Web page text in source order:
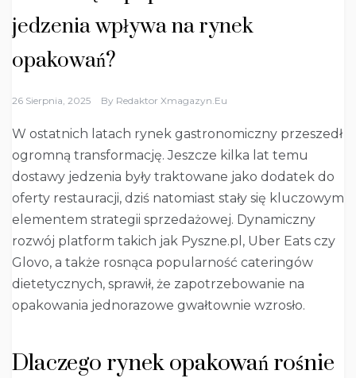
jedzenia wpływa na rynek
opakowań?
26 Sierpnia, 2025 By Redaktor Xmagazyn.eu
W ostatnich latach rynek gastronomiczny przeszedł
ogromną transformację. Jeszcze kilka lat temu
dostawy jedzenia były traktowane jako dodatek do
oferty restauracji, dziś natomiast stały się kluczowym
elementem strategii sprzedażowej. Dynamiczny
rozwój platform takich jak Pyszne.pl, Uber Eats czy
Glovo, a także rosnąca popularność cateringów
dietetycznych, sprawił, że zapotrzebowanie na
opakowania jednorazowe gwałtownie wzrosło.
Dlaczego rynek opakowań rośnie